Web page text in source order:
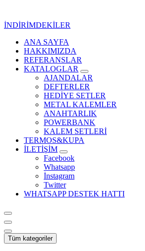
İNDİRİMDEKİLER
Kurumsal Promosyon-Hediyelik
ANA SAYFA
HAKKIMIZDA
REFERANSLAR
KATALOGLAR
AJANDALAR
DEFTERLER
HEDİYE SETLER
METAL KALEMLER
ANAHTARLIK
POWERBANK
KALEM SETLERİ
TERMOS&KUPA
İLETİŞİM
Facebook
Whatsapp
İnstagram
Twitter
WHATSAPP DESTEK HATTI
Tüm kategoriler